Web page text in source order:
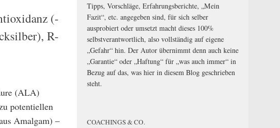
(-
R-
(ALA)
potentiellen
Amalgam) –
Tipps, Vorschläge, Erfahrungsberichte, „Mein
Fazit“, etc. angegeben sind, für sich selber
ausprobiert oder umsetzt macht dieses 100%
selbstverantwortlich, also vollständig auf eigene
„Gefahr“ hin. Der Autor übernimmt denn auch keine
„Garantie“ oder „Haftung“ für „was auch immer“ in
Bezug auf das, was hier in diesem Blog geschrieben
steht.
COACHINGS & CO.